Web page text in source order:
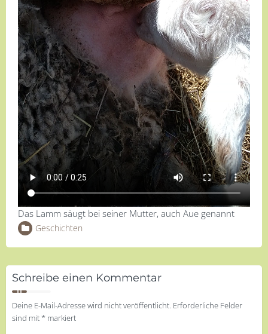
Das Lamm säugt bei seiner Mutter, auch Aue genannt
Geschichten
Schreibe einen Kommentar
Deine E-Mail-Adresse wird nicht veröffentlicht. Erforderliche Felder
sind mit * markiert